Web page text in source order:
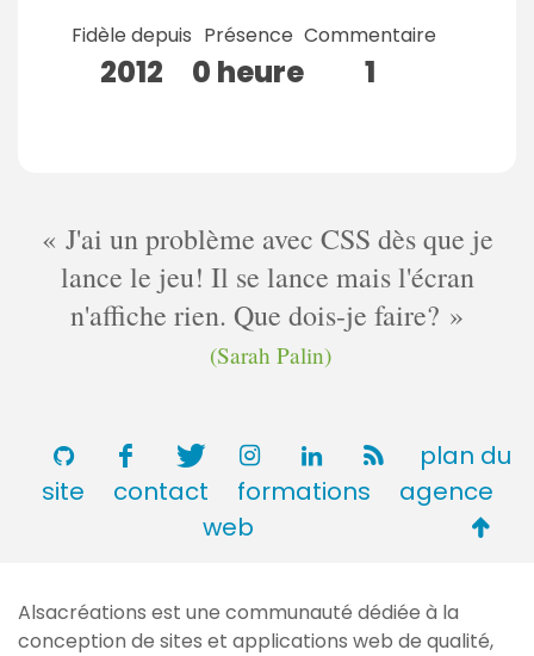
Fidèle depuis
2012
Présence
0 heure
Commentaire
1
J'ai un problème avec CSS dès que je
lance le jeu! Il se lance mais l'écran
n'affiche rien. Que dois-je faire?
(Sarah Palin)
plan du
site
contact formations
agence
web
de
Alsacréations est une communauté dédiée à la
conception de sites et applications web de qualité,